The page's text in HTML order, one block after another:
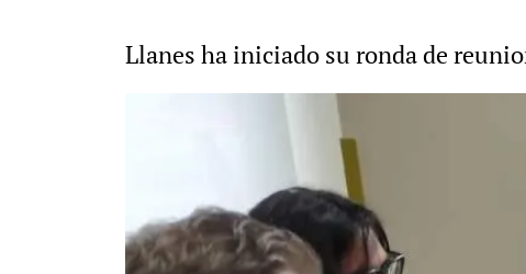
Llanes ha iniciado su ronda de